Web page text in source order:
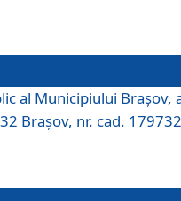
al Municipiului Braşov,
Brașov, nr. cad.